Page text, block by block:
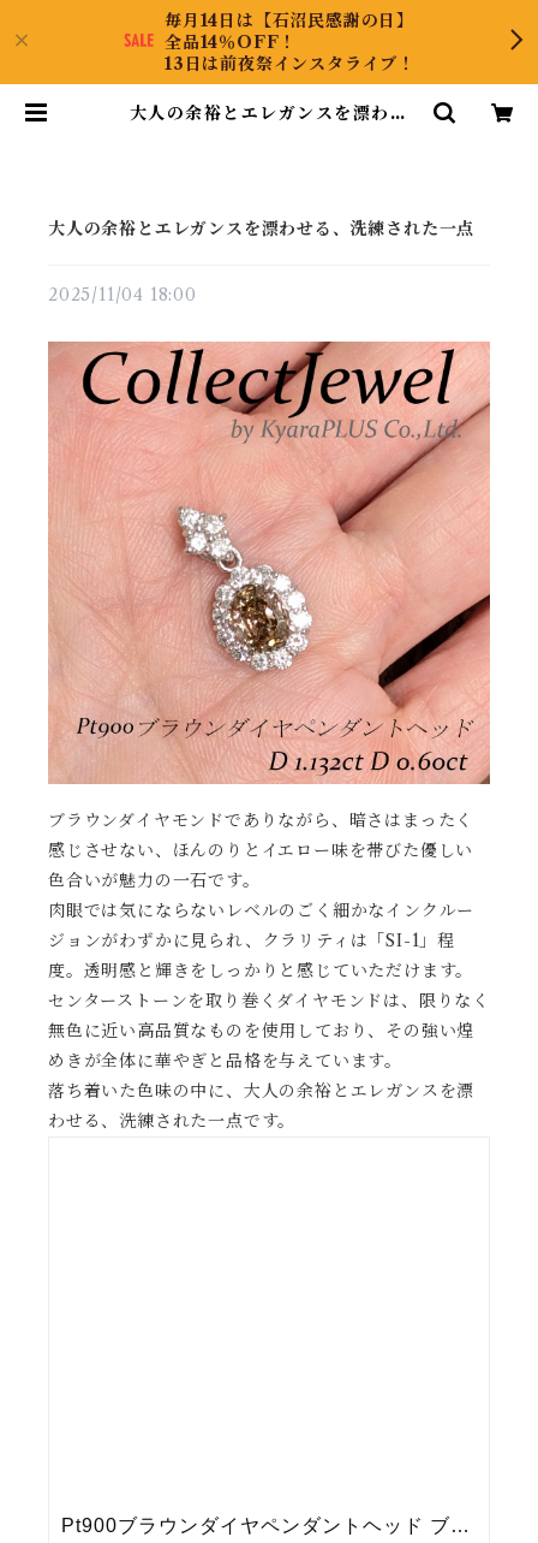
毎月14日は【石沼民感謝の日】
全品14％OFF！
13日は前夜祭インスタライブ！
大人の余裕とエレガンスを漂わせ
大人の余裕とエレガンスを漂わせる、洗練された一点
2025/11/04 18:00
ブラウンダイヤモンドでありながら、暗さはまったく
感じさせない、ほんのりとイエロー味を帯びた優しい
色合いが魅力の一石です。
肉眼では気にならないレベルのごく細かなインクルー
ジョンがわずかに見られ、クラリティは「SI-1」程
度。透明感と輝きをしっかりと感じていただけます。
センターストーンを取り巻くダイヤモンドは、限りなく
無色に近い高品質なものを使用しており、その強い煌
めきが全体に華やぎと品格を与えています。
落ち着いた色味の中に、大人の余裕とエレガンスを漂
わせる、洗練された一点です。